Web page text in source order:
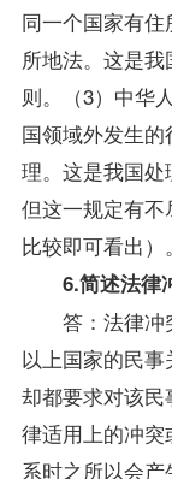
同一个国家有
所地法。这是
则。（3）中华
国领域外发生
理。这是我国处
但这一规定有
比较即可看出）。
6.简述法律
答：法律冲
以上国家的民事
却都要求对该
律适用上的冲
系时之所以会